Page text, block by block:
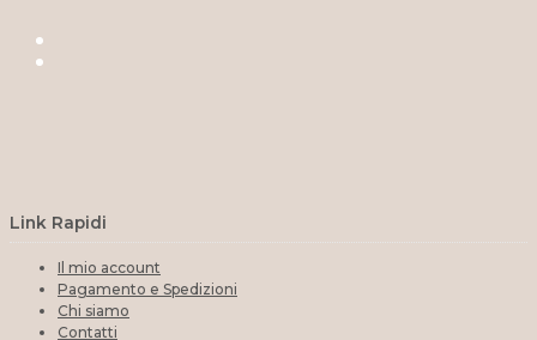
Link Rapidi
Il mio account
Pagamento e Spedizioni
Chi siamo
Contatti